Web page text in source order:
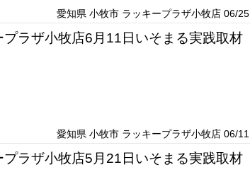
愛知県 小牧市 ラッキープラザ小牧店 06/25
プラザ小牧店6月11日いそまる実践取材
愛知県 小牧市 ラッキープラザ小牧店 06/11
プラザ小牧店5月21日いそまる実践取材